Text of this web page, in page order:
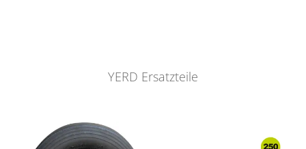
YERD Ersatzteile